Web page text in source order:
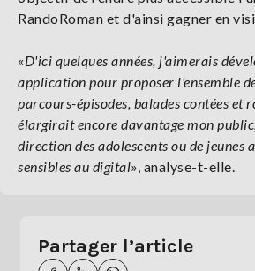
RandoRoman et d'ainsi gagner en
«D'ici quelques années, j'aimerais
application pour proposer l'ensemble
parcours-épisodes, balades contées et
élargirait encore davantage mon
direction des adolescents ou de jeunes
sensibles au digital», analyse-t-elle.
Partager l’article